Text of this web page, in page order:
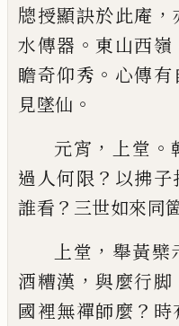
牕授顯訣於此庵 ，
水傳器 。 東山西嶺
瞻奇仰秀 。 心傳有
見墜仙 。
元宵 ， 上堂 。
過人何限 ？ 以拂子
誰看 ？ 三世如來同
上堂 ， 舉黃檗
酒糟漢 ，與麼行脚
國裡無禪師麼 ？ 時